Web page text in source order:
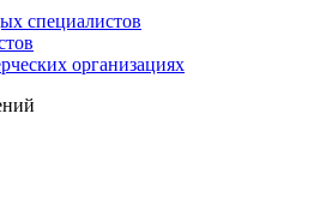
специалистов
организациях